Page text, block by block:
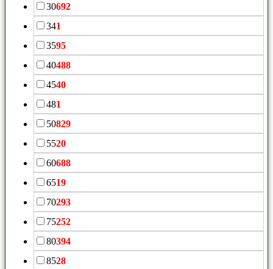
30692
341
3595
40488
4540
481
50829
5520
60688
6519
70293
75252
80394
8528